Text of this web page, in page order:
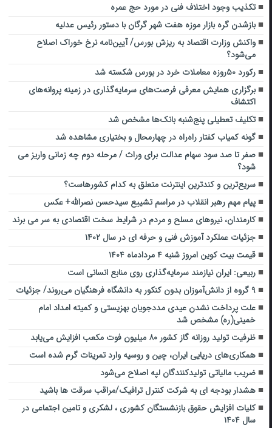
تکذیب وجود اختلاف فنی در مورد حج عمره
بازشدن گره بازار موزه هفت شهر گرگان با دستور رئیس عدلیه
واکنش وزارت اقتصاد به ریزش بورس/ آیین‌نامه نرخ خوراک اصلاح
می‌شود؟
رکورد ۵۰روزه معاملات خرد در بورس شکسته شد
برگزاری همایش معرفی فرصت‌های سرمایه‌گذاری در زمینه پروانه‌های
اکتشاف
تکلیف تعطیلی پنج‌شنبه‌ بانک‌ها مشخص شد
گونه کمیاب کفتار راه‌راه در چهارمحال و بختیاری مشاهده شد
صفر تا صد سود سهام عدالت برای وراث / مرحله دوم چه زمانی واریز می
شود؟
سریع‌ترین و کندترین اینترنت متعلق به کدام کشورهاست؟
پیام مهم رهبر انقلاب در مراسم تشییع سیدحسن نصرالله+ عکس
کارمندان، نیروهای مسلح و مردم در شرایط سخت اقتصادی به سر می برند
جزئیات عملکرد آموزش فنی و حرفه ای در سال ۱۴۰۲
قیمت بیت کوین امروز شنبه ۴ مردادماه ۱۴۰۴
ربیعی: ایران نیازمند سرمایه‌گذاری روی منابع انسانی است
۹ گروه از دانش‌آموزان بدون کنکور به دانشگاه فرهنگیان می‌روند/ جزئیات
علت پرداخت نشدن عیدی مددجویان بهزیستی و کمیته امداد امام
خمینی(ره) مشخص شد
ظرفیت تولید روزانه گاز کشور ۸۰ میلیون فوت مکعب افزایش می‌یابد
همکاری‌های دریایی ایران، چین و روسیه وارد تمرینات گرم شده است
ضریب مالیاتی تولیدکنندگان لپه اصلاح می‌شود
هشدار بودجه ای به شرکت کنترل ترافیک/مراقب سرقت ها باشید
کلیات افزایش حقوق بازنشستگان کشوری ، لشکری و تامین اجتماعی در
سال ۱۴۰۴